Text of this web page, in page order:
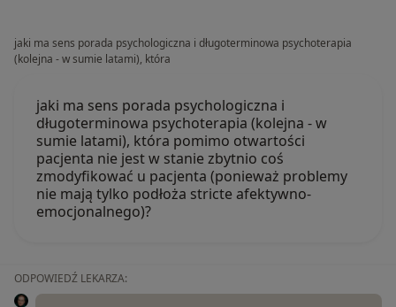
jaki ma sens porada psychologiczna i długoterminowa psychoterapia
(kolejna - w sumie latami), która
jaki ma sens porada psychologiczna i
długoterminowa psychoterapia (kolejna - w
sumie latami), która pomimo otwartości
pacjenta nie jest w stanie zbytnio coś
zmodyfikować u pacjenta (ponieważ problemy
nie mają tylko podłoża stricte afektywno-
emocjonalnego)?
ODPOWIEDŹ LEKARZA: